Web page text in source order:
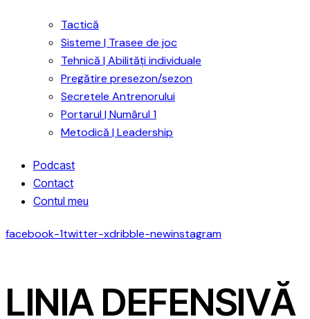
Tactică
Sisteme | Trasee de joc
Tehnică | Abilități individuale
Pregătire presezon/sezon
Secretele Antrenorului
Portarul | Numărul 1
Metodică | Leadership
Podcast
Contact
Contul meu
facebook-1twitter-xdribble-newinstagram
LINIA DEFENSIVĂ